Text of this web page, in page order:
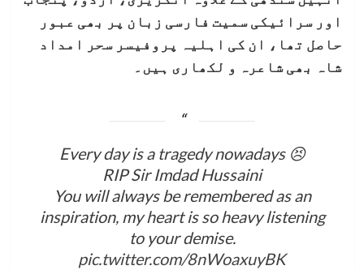
اور سرائیکی سمیت فارسی زبان پر بھی عبور
حاصل تھا، ان کی اہلیہ پروفیسر سحر امداد
شاہ بھی شاعرہ و لکھاری ہیں۔
Every day is a tragedy nowadays 😣
RIP Sir Imdad Hussaini
You will always be remembered as an
inspiration, my heart is so heavy listening
to your demise.
pic.twitter.com/8nWoaxuyBK